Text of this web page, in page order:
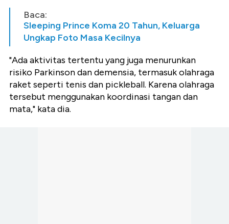
Baca:
Sleeping Prince Koma 20 Tahun, Keluarga
Ungkap Foto Masa Kecilnya
"Ada aktivitas tertentu yang juga menurunkan
risiko Parkinson dan demensia, termasuk olahraga
raket seperti tenis dan pickleball. Karena olahraga
tersebut menggunakan koordinasi tangan dan
mata," kata dia.